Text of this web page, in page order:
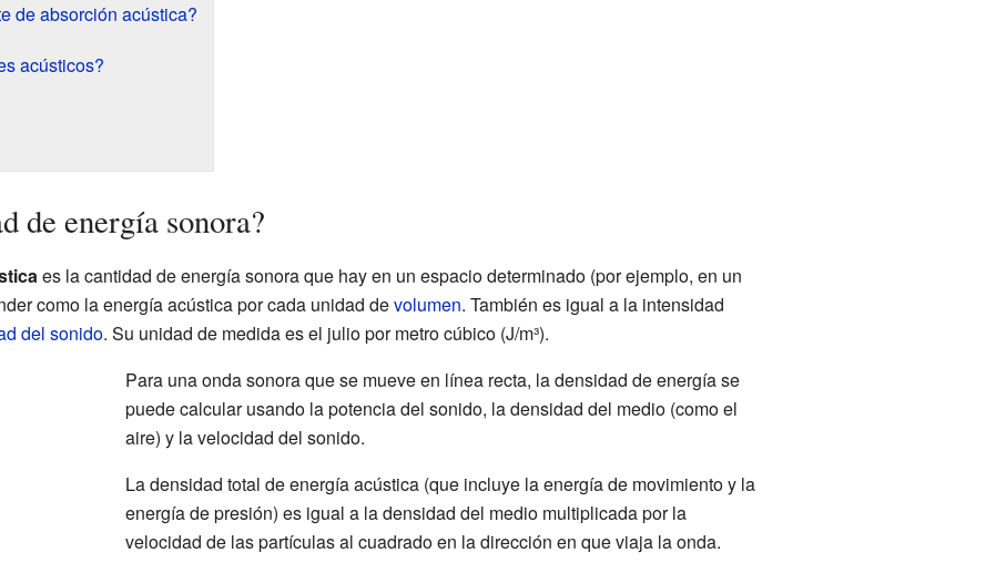
de absorción acústica?
acústicos?
de energía sonora?
es la cantidad de energía sonora que hay en un espacio determinado (por ejemplo, en un
como la energía acústica por cada unidad devolumen. También es igual a la intensidad
del sonido. Su unidad de medida es el julio por metro cúbico (J/m³).
Para una onda sonora que se mueve en línea recta, la densidad de energía se
puede calcular usando la potencia del sonido, la densidad del medio (como el
aire) y la velocidad del sonido.
La densidad total de energía acústica (que incluye la energía de movimiento y la
energía de presión) es igual a la densidad del medio multiplicada por la
velocidad de las partículas al cuadrado en la dirección en que viaja la onda.